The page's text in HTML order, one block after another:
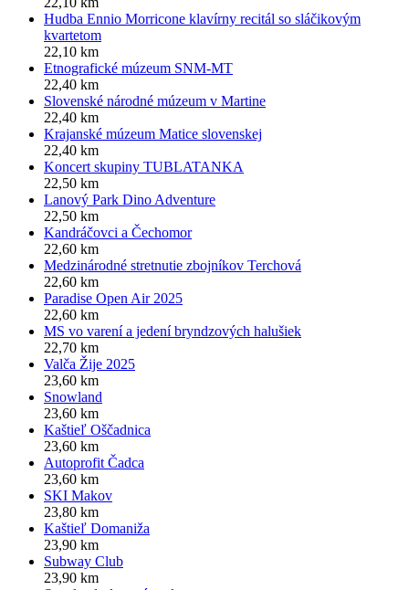
Hudba Ennio Morricone klavírny recitál so sláčikovým
kvartetom
22,10 km
Etnografické múzeum SNM-MT
22,40 km
Slovenské národné múzeum v Martine
22,40 km
Krajanské múzeum Matice slovenskej
22,40 km
Koncert skupiny TUBLATANKA
22,50 km
Lanový Park Dino Adventure
22,50 km
Kandráčovci a Čechomor
22,60 km
Medzinárodné stretnutie zbojníkov Terchová
22,60 km
Paradise Open Air 2025
22,60 km
MS vo varení a jedení bryndzových halušiek
22,70 km
Valča Žije 2025
23,60 km
Snowland
23,60 km
Kaštieľ Oščadnica
23,60 km
Autoprofit Čadca
23,60 km
SKI Makov
23,80 km
Kaštieľ Domaniža
23,90 km
Subway Club
23,90 km